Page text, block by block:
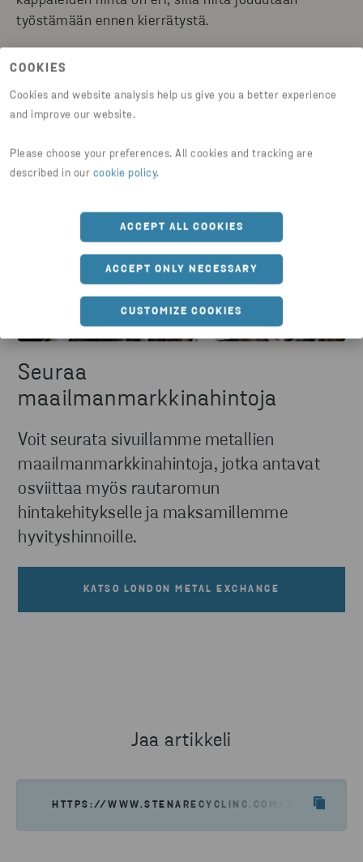
COOKIES
Cookies and website analysis help us give you a better experience
and improve our website.
Please choose your preferences. All cookies and tracking are
described in our cookie policy.
ACCEPT ALL COOKIES
ACCEPT ONLY NECESSARY
CUSTOMIZE COOKIES
työstämään ennen kierrätystä.
Seuraa
maailmanmarkkinahintoja
Voit seurata sivuillamme metallien
maailmanmarkkinahintoja, jotka antavat
osviittaa myös rautaromun
hintakehitykselle ja maksamillemme
hyvityshinnoille.
KATSO LONDON METAL EXCHANGE
Jaa artikkeli
HTTPS://WWW.STENARECYCLING.COM/FI/